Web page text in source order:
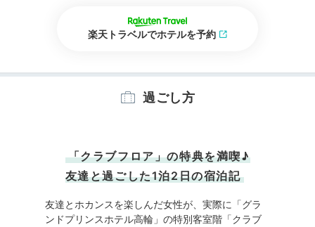
楽天トラベルでホテルを予約
過ごし方
「クラブフロア」の特典を満喫♪
友達と過ごした1泊2日の宿泊記
友達とホカンスを楽しんだ女性が、実際に「グラ
ンドプリンスホテル高輪」の特別客室階「クラブ